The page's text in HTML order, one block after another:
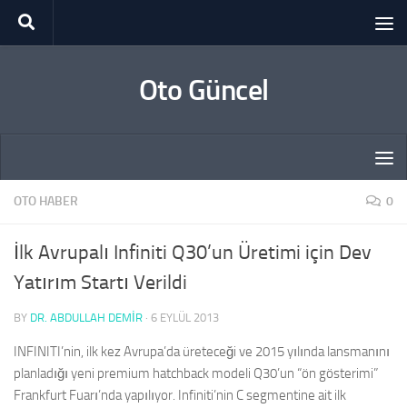
Skip to content
Oto Güncel
OTO HABER 0
İlk Avrupalı Infiniti Q30’un Üretimi için Dev
Yatırım Startı Verildi
BY DR. ABDULLAH DEMİR · 6 EYLÜL 2013
INFINITI’nin, ilk kez Avrupa’da üreteceği ve 2015 yılında lansmanını
planladığı yeni premium hatchback modeli Q30’un “ön gösterimi”
Frankfurt Fuarı’nda yapılıyor. Infiniti’nin C segmentine ait ilk